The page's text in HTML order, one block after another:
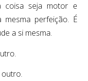
coisa seja motor e
perfeição. É
a si mesma.